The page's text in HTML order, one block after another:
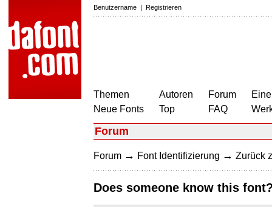
Benutzername | Registrieren
Themen
Neue Fonts
Autoren
Top
Forum
FAQ
Forum
Forum → Font Identifizierung → Zurück
Does someone know this